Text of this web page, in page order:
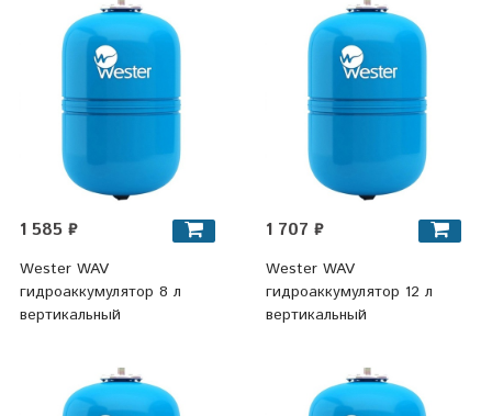
1 585 ₽
Wester WAV
гидроаккумулятор 8 л
вертикальный
1 707 ₽
Wester WAV
гидроаккумулятор 12 л
вертикальный